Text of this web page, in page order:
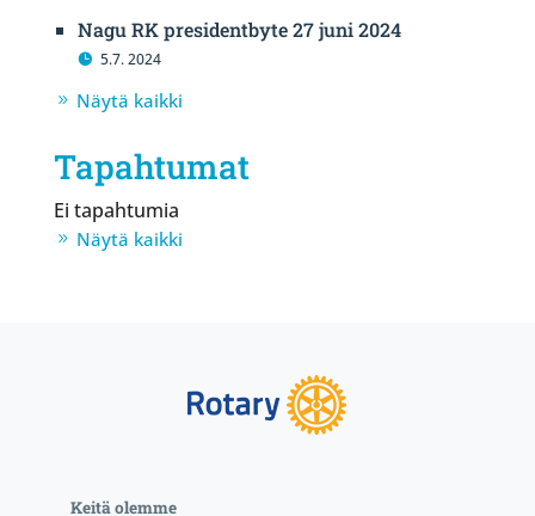
Nagu RK presidentbyte 27 juni 2024
5.7. 2024
Näytä kaikki
Tapahtumat
Ei tapahtumia
Näytä kaikki
Keitä olemme